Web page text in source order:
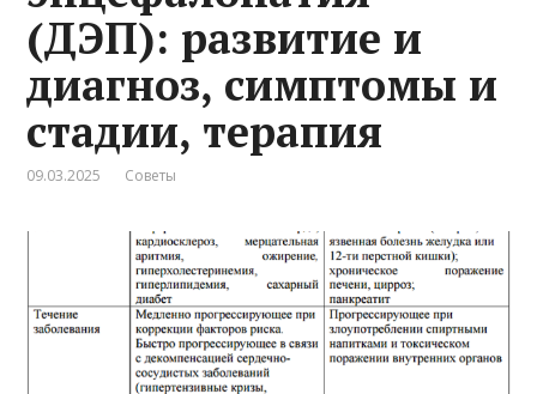
(ДЭП): развитие и
диагноз, симптомы и
стадии, терапия
09.03.2025 Советы